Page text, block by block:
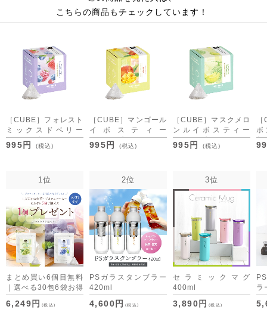
こちらの商品もチェックしています！
［CUBE］フォレスト
ミックスドベリー
2.0g×20包
995円 (税込)
［CUBE］マンゴール
イボスティー
2.0g×20包
995円 (税込)
［CUBE］マスクメロ
ンルイボスティー
2.0g×20包
995円 (税込)
ボ
包
1位
まとめ買い6個目無料
｜選べる30包6袋お得
セット デカフェコー
ヒーも仲間入り
6,249円 (税込)
2位
PSガラスタンブラー
420ml
4,600円 (税込)
3位
セラミックマグ
400ml
3,890円 (税込)
ラ